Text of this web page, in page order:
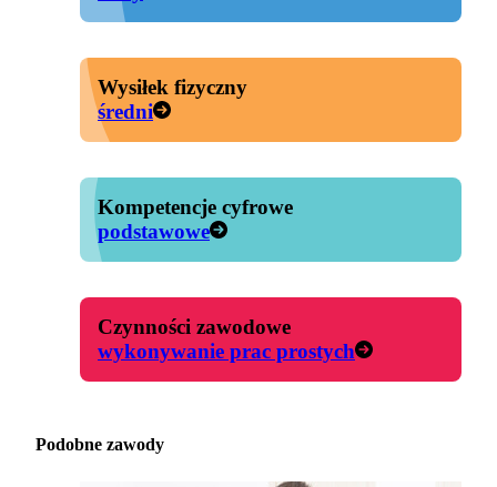
Wysiłek fizyczny
średni
Kompetencje cyfrowe
podstawowe
Czynności zawodowe
wykonywanie prac prostych
Podobne zawody